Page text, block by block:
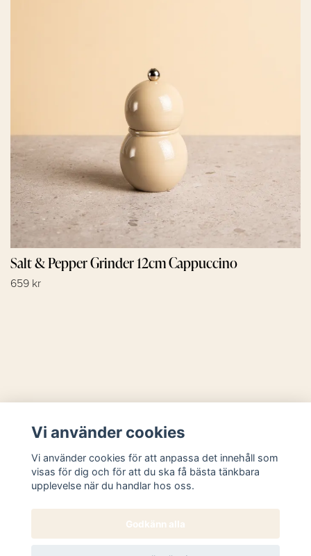
Salt & Pepper Grinder 12cm Cappuccino
659 kr
Sociala medier
Vi använder cookies
Vi använder cookies för att anpassa det innehåll som
visas för dig och för att du ska få bästa tänkbara
upplevelse när du handlar hos oss.
Godkänn alla